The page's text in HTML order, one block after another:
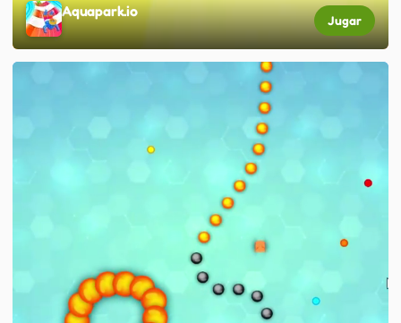
Aquapark.io
Jugar